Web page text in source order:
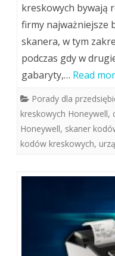
kreskowych bywają
firmy najważniejsze
skanera, w tym
podczas gdy w
gabaryty,… Read
Porady dla
kreskowych Honeywell,
Honeywell, skaner
kodów kreskowych,